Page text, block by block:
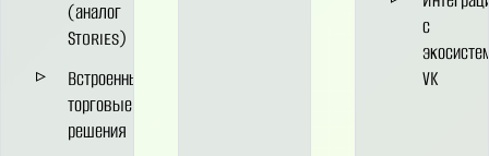
(аналог
Stories)
Встроенные
торговые
решения
с
VK